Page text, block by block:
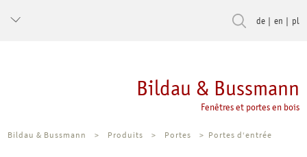
de en pl
Bildau & Bussmann
Fenêtres et portes en bois
Bildau & Bussmann > Produits > Portes > Portes d‘entrée